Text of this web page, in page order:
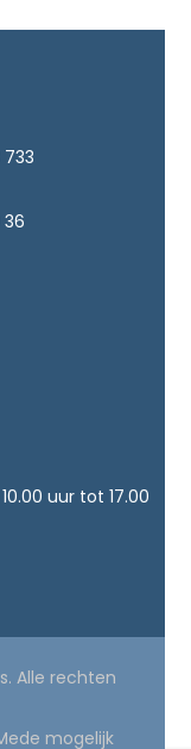
733
36
uur tot 17.00
Alle rechten
mogelijk